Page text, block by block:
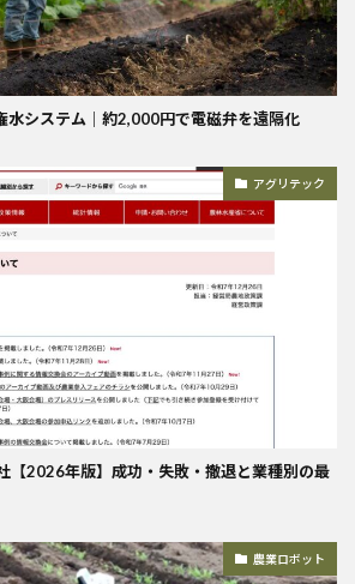
システム｜約2,000円で電磁弁を遠隔化
アグリテック
【2026年版】成功・失敗・撤退と業種別の最
農業ロボット